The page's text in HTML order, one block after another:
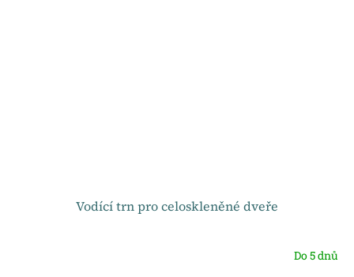
Vodící trn pro celoskleněné dveře
Do 5 dnů